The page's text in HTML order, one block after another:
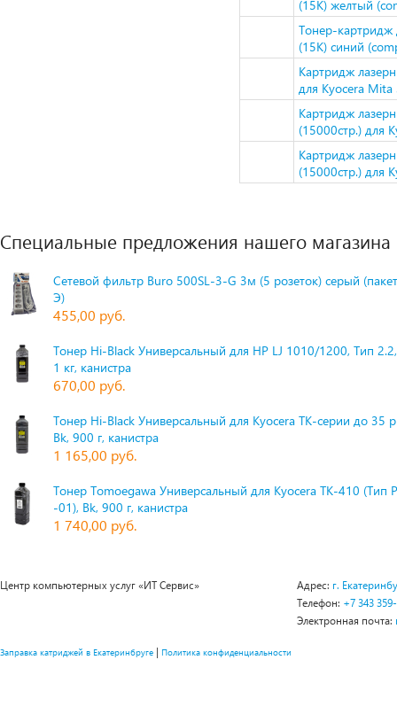
(15K) желтый
Тонер-картридж
(15K) синий
Картридж
для Kyocera
Картридж
(15000стр.) для
Картридж
(15000стр.) для
Специальные предложения нашего магазина
Сетевой фильтр Buro 500SL-3-G 3м (5 розеток) серый
Э)
455,00 руб.
Тонер Hi-Black Универсальный для HP LJ 1010/1200, Тип
1 кг, канистра
670,00 руб.
Тонер Hi-Black Универсальный для Kyocera TK-серии до 35
Bk, 900 г, канистра
1 165,00 руб.
Тонер Tomoegawa Универсальный для Kyocera TK-410 (Тип
-01), Bk, 900 г, канистра
1 740,00 руб.
Центр компьютерных услуг «ИТ Сервис» Адрес: г.
Телефон: +7 343
Электронная почта:
Заправка катриджей в Екатеринбруге | Политика конфиденциальности